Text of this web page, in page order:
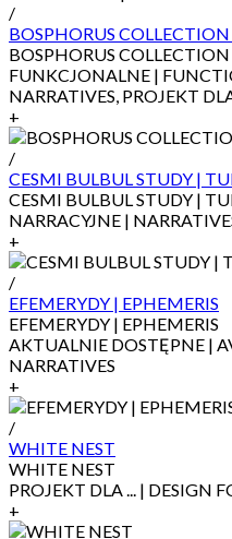
/
BOSPHORUS
BOSPHORUS
FUNKCJONALNE |
NARRATIVES, PROJEKT DLA
+
/
CESMI BULBUL STUDY |
CESMI BULBUL STUDY |
NARRACYJNE |
+
/
EFEMERYDY | EPHEMERIS
EFEMERYDY | EPHEMERIS
AKTUALNIE DOSTĘPNE |
NARRATIVES
+
/
WHITE NEST
WHITE NEST
PROJEKT DLA ... | DESIGN
+